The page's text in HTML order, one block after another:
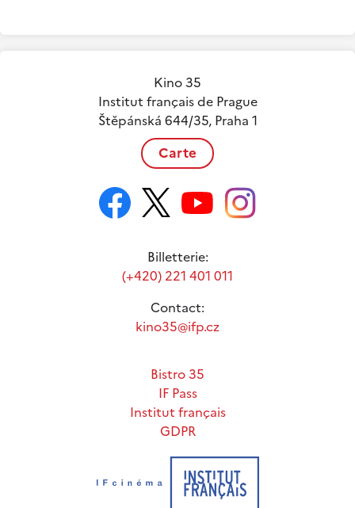
Kino 35
Institut français de Prague
Štěpánská 644/35, Praha 1
Carte
Billetterie:
(+420) 221 401 011
Contact:
kino35@ifp.cz
Bistro 35
IF Pass
Institut français
GDPR